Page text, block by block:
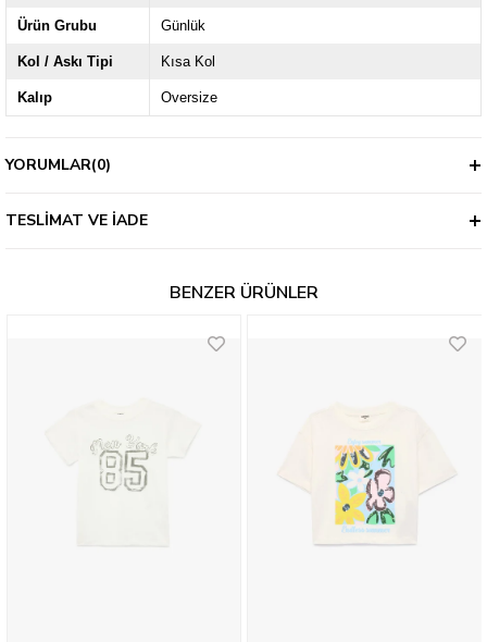
Ürün Grubu Günlük
Kol / Askı Tipi Kısa Kol
Kalıp Oversize
YORUMLAR(0)
TESLIMAT VE İADE
BENZER ÜRÜNLER